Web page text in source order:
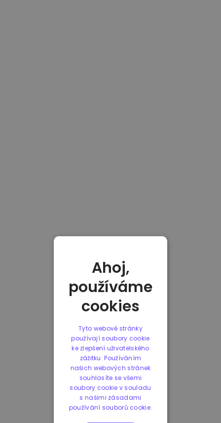
Ahoj,
používáme
cookies
Tyto webové stránky
používají soubory cookie
ke zlepšení uživatelského
zážitku. Používáním
našich webových stránek
souhlasíte se všemi
soubory cookie v souladu
s našimi zásadami
používání souborů cookie.